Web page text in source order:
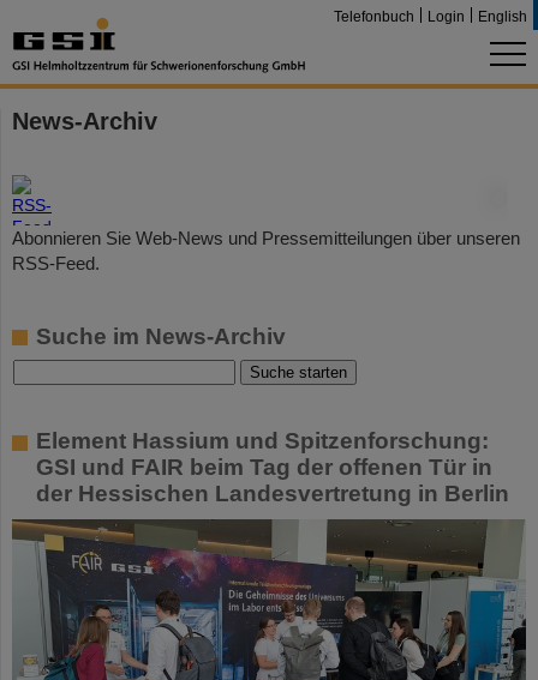
Telefonbuch Login English
News-Archiv
Abonnieren Sie Web-News und Pressemitteilungen über unseren
RSS-Feed.
Suche im News-Archiv
Element Hassium und Spitzenforschung:
GSI und FAIR beim Tag der offenen Tür in
der Hessischen Landesvertretung in Berlin